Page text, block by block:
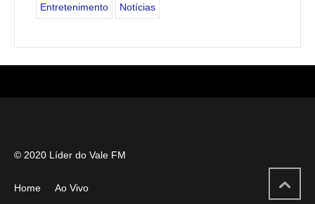
Entretenimento Notícias
© 2020 Líder do Vale FM
Home Ao Vivo